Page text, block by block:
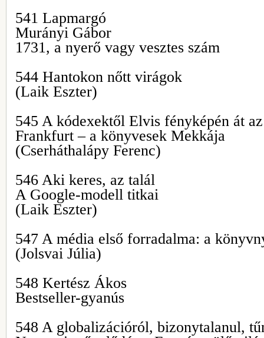
541 Lapmargó
Murányi Gábor
1731, a nyerő vagy vesztes szám
544 Hantokon nőtt virágok
(Laik Eszter)
545 A kódexektől Elvis fényképén át
Frankfurt – a könyvesek Mekkája
(Cserháthalápy Ferenc)
546 Aki keres, az talál
A Google-modell titkai
(Laik Eszter)
547 A média első forradalma: a
(Jolsvai Júlia)
548 Kertész Ákos
Bestseller-gyanús
548 A globalizációról, bizonytalanul,